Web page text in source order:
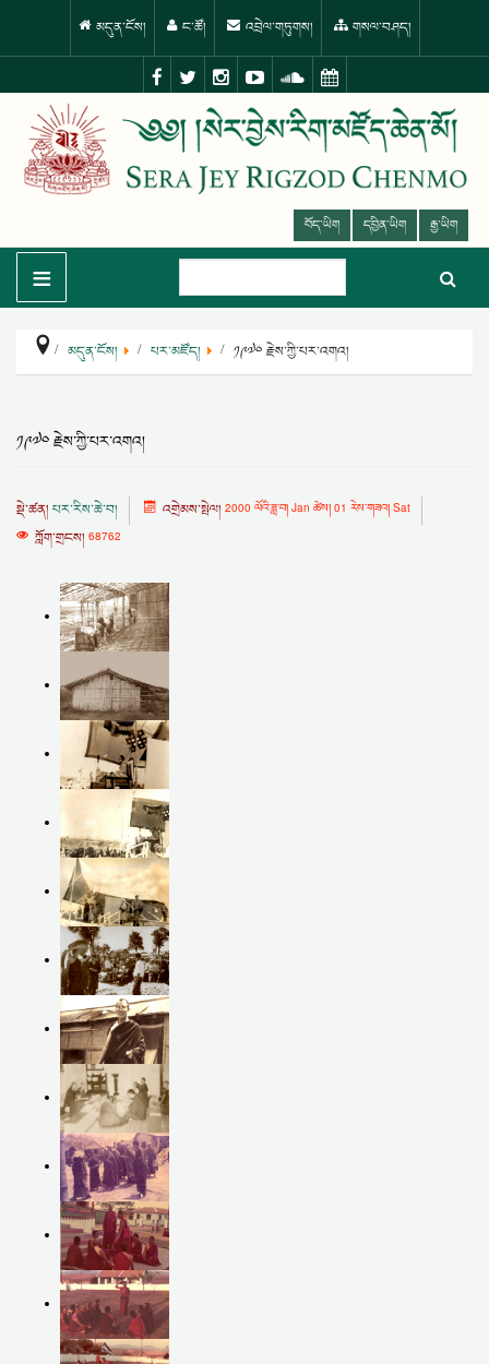
མདུན་ངོས། ང་ཚོ། འབྲེལ་གཏུགས། གསལ་བཤད།
བོད་ཡིག དབྱིན་ཡིག རྒྱ་ཡིག
≡
མདུན་ངོས། པར་མཛོད། ༡༩༧༠ རྗེས་ཀྱི་པར་འགའ།
༡༩༧༠ རྗེས་ཀྱི་པར་འགའ།
སྡེ་ཚན། པར་རིས་ཆེ་བ། འགྲེམས་སྤེལ། 2000 ལོའི་ཟླ་བ། Jan ཚེས། 01 རེས་གཟའ། Sat
ཀློག་གྲངས། 68762